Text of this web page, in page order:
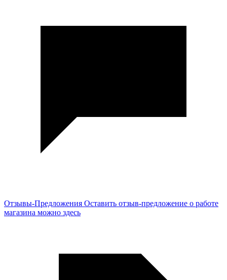
Отзывы-Предложения Оставить отзыв-предложение о работе
магазина можно здесь